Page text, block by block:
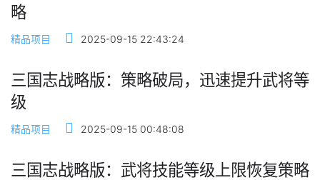
略
精品项目 2025-09-15 22:43:24
三国志战略版：策略破局，迅速提升武将等
级
精品项目 2025-09-15 00:48:08
三国志战略版：武将技能等级上限恢复策略